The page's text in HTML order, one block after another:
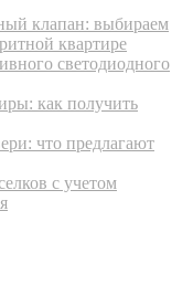
клапан: выбираем
квартире
светодиодного
как получить
что предлагают
с учетом